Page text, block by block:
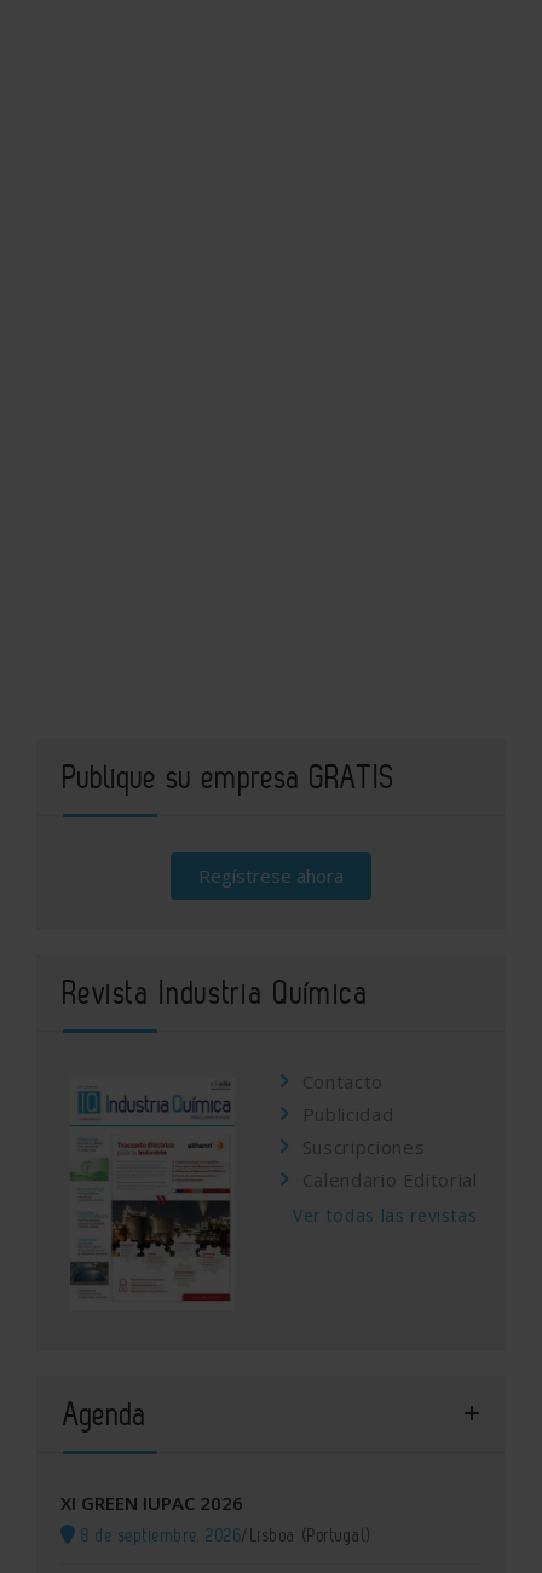
Publique su empresa GRATIS
Regístrese ahora
Revista Industria Química
Contacto
Publicidad
Suscripciones
Calendario Editorial
Ver todas las revistas
Agenda
XI GREEN IUPAC 2026
8 de septiembre, 2026/Lisboa (Portugal)